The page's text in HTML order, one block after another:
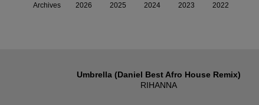
Umbrella (daniel Best Afro House Remix)
RIHANNA
Archives 2026 2025 2024 2023 2022